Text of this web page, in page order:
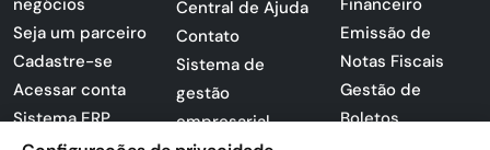
negócios
Seja um parceiro
Cadastre-se
Acessar conta
Sistema ERP
Central de Ajuda
Contato
Sistema de
gestão
empresarial
Financeiro
Emissão de
Notas Fiscais
Gestão de
Boletos